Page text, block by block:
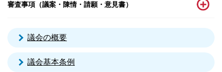
審査事項（議案・陳情・請願・意見書）
議会の概要
議会基本条例